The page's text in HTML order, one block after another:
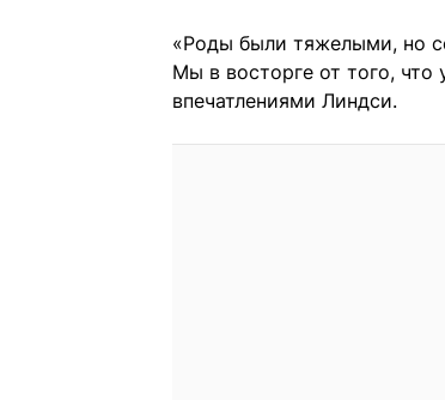
«Роды были тяжелыми, но
Мы в восторге от того,
впечатлениями Линдси.